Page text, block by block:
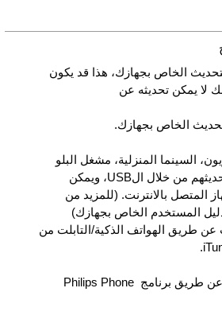
الخاص بجهازك، هذا قد يكون
لا يمكن تحديثه عن
الخاص بجهازك.
السينما المنزلية، مشغل البلو
راي، الخ): يمكن ان يتم تحديثهم من خلال الUSB، ويمكن
المتصل بالانترنت. (للمزيد من
المستخدم الخاص بجهازك)
طريق الهواتف الذكية/التابلت من
• التليفونات: يتم تحديثها عن طريق برنامج Philips Phone